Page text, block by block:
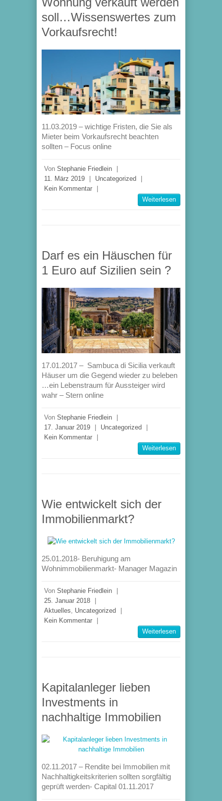
soll…Wissenswertes zum
Vorkaufsrecht!
11.03.2019 – wichtige Fristen, die Sie als
Mieter beim Vorkaufsrecht beachten
sollten – Focus online
Von Stephanie Friedlein
11. März 2019
Uncategorized
Kein Kommentar
Weiterlesen
Darf es ein Häuschen für
1 Euro auf Sizilien sein ?
17.01.2017 – Sambuca di Sicilia verkauft
Häuser um die Gegend wieder zu beleben
…ein Lebenstraum für Aussteiger wird
wahr – Stern online
Von Stephanie Friedlein
|
17. Januar 2019
| Uncategorized
|
Kein Kommentar
|
Weiterlesen
Wie entwickelt sich der
Immobilienmarkt?
25.01.2018- Beruhigung am
Wohnimmobilienmarkt- Manager Magazin
Von Stephanie Friedlein
|
25. Januar 2018
|
Aktuelles
Uncategorized
|
Kein Kommentar
|
Weiterlesen
Kapitalanleger lieben
Investments in
nachhaltige Immobilien
02.11.2017 – Rendite bei Immobilien mit
Nachhaltigkeitskriterien sollten sorgfältig
geprüft werden- Capital 01.11.2017